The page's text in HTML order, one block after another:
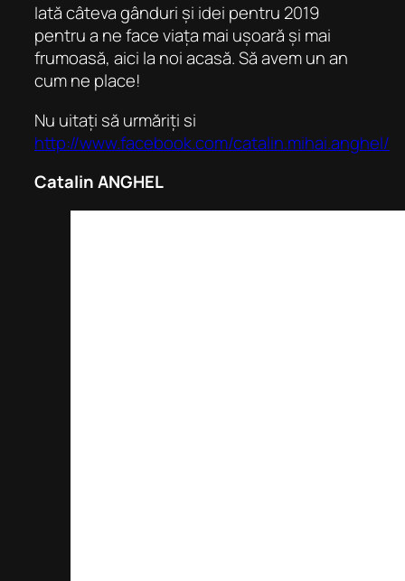
Iată câteva gânduri și idei pentru 2019
pentru a ne face viața mai ușoară și mai
frumoasă, aici la noi acasă. Să avem un an
cum ne place!
Nu uitați să urmăriți si
http://www.facebook.com/catalin.mihai.anghel/
Catalin ANGHEL